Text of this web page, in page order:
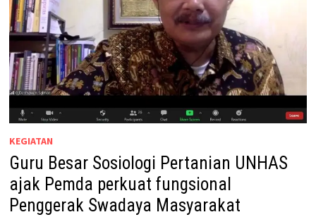
KEGIATAN
Guru Besar Sosiologi Pertanian UNHAS
ajak Pemda perkuat fungsional
Penggerak Swadaya Masyarakat